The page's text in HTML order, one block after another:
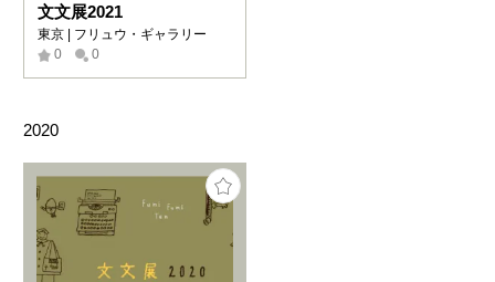
文文展2021
東京 | フリュウ・ギャラリー
0
0
2020